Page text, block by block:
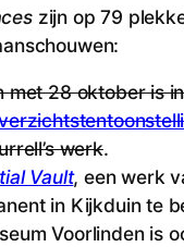
zijn op 79
met 28 oktober is
werk.
Vault, een werk
in Kijkduin te
Voorlinden is